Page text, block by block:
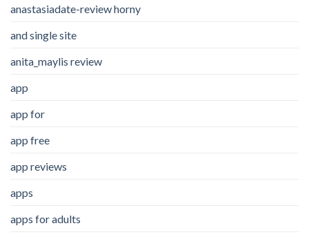
anastasiadate-review horny
and single site
anita_maylis review
app
app for
app free
app reviews
apps
apps for adults